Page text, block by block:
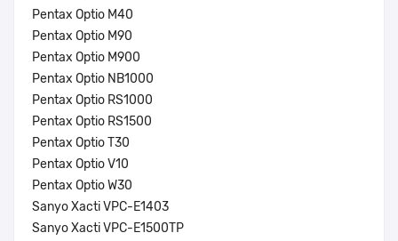
Pentax Optio M40
Pentax Optio M90
Pentax Optio M900
Pentax Optio NB1000
Pentax Optio RS1000
Pentax Optio RS1500
Pentax Optio T30
Pentax Optio V10
Pentax Optio W30
Sanyo Xacti VPC-E1403
Sanyo Xacti VPC-E1500TP